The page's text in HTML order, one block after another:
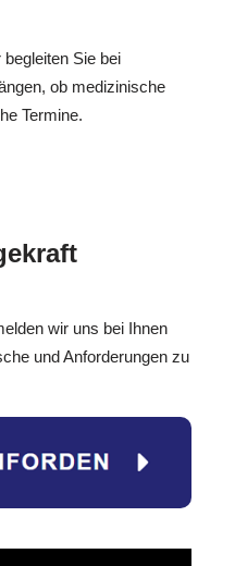
Sie bei
ob medizinische
Termine.
wir uns bei Ihnen
und Anforderungen zu